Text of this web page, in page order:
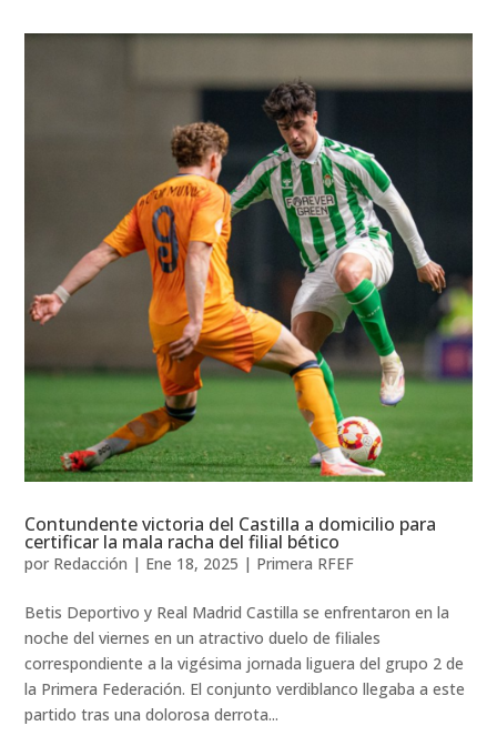
Contundente victoria del Castilla a domicilio para
certificar la mala racha del filial bético
por Redacción | Ene 18, 2025 | Primera RFEF
Betis Deportivo y Real Madrid Castilla se enfrentaron en la
noche del viernes en un atractivo duelo de filiales
correspondiente a la vigésima jornada liguera del grupo 2 de
la Primera Federación. El conjunto verdiblanco llegaba a este
partido tras una dolorosa derrota...